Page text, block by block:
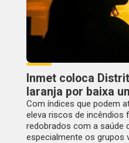
Inmet coloca
laranja por baixa
Com índices que podem
eleva riscos de incêndios
redobrados com a saúde
especialmente os grupos